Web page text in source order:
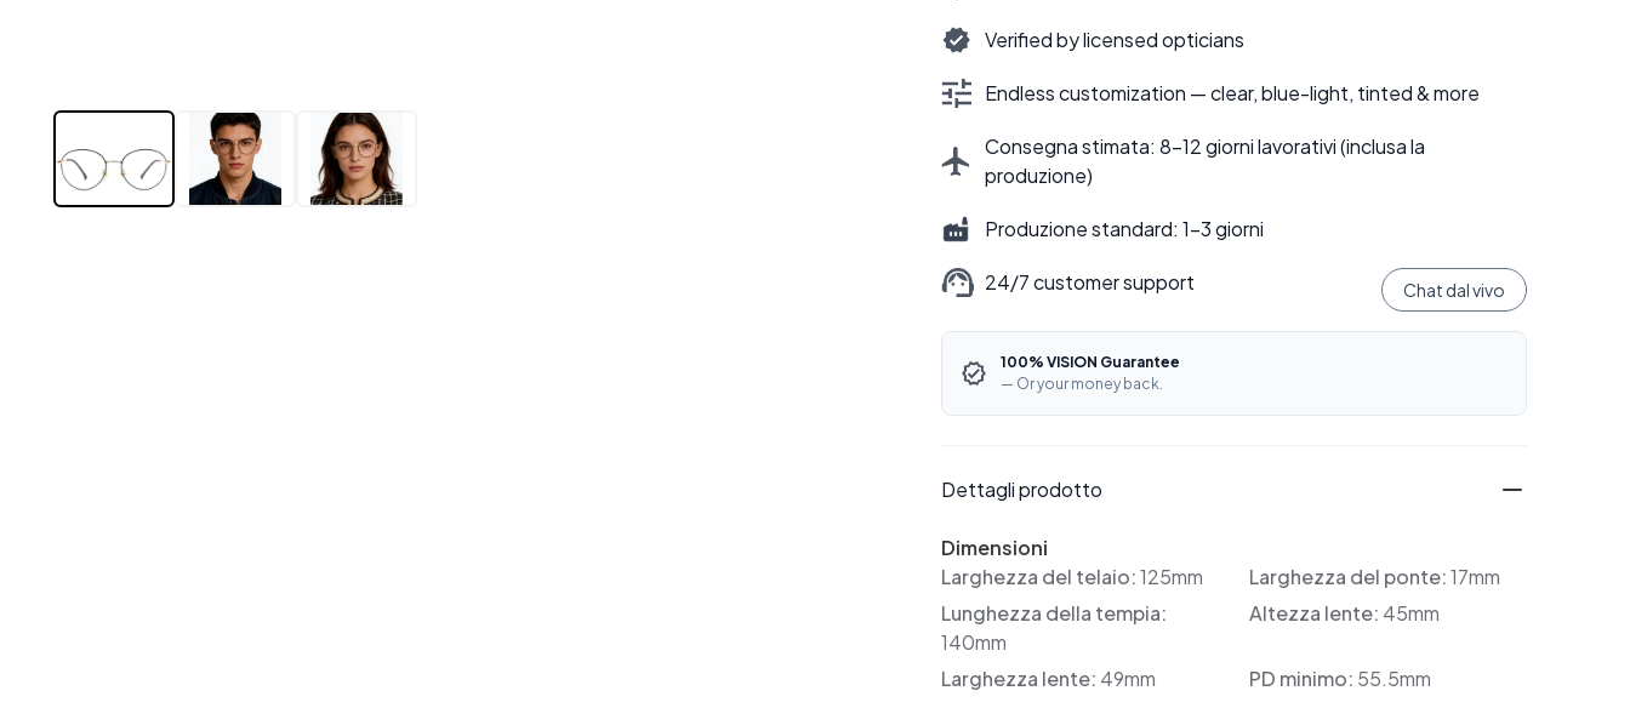
Verified by licensed opticians
Endless customization — clear, blue-light, tinted & more
Consegna stimata: 8–12 giorni lavorativi (inclusa la
produzione)
Produzione standard: 1–3 giorni
24/7 customer support Chat dal vivo
100% VISION Guarantee
— Or your money back.
Dettagli prodotto
Dimensioni
Larghezza del telaio:125mm Larghezza del ponte:17mm
Lunghezza della tempia:
140mm
Altezza lente: 45mm
Larghezza lente: 49mm PD minimo: 55.5mm